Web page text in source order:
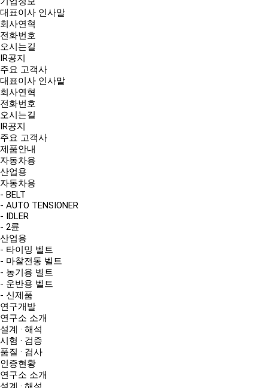
대표이사 인사말
회사연혁
전화번호
오시는길
IR공지
주요 고객사
대표이사 인사말
회사연혁
전화번호
오시는길
IR공지
주요 고객사
제품안내
자동차용
산업용
자동차용
- BELT
- AUTO TENSIONER
- IDLER
- 2륜
산업용
- 타이밍 벨트
- 마찰전동 벨트
- 농기용 벨트
- 운반용 벨트
- 신제품
연구개발
연구소 소개
설계 · 해석
시험 · 검증
품질 · 검사
인증현황
연구소 소개